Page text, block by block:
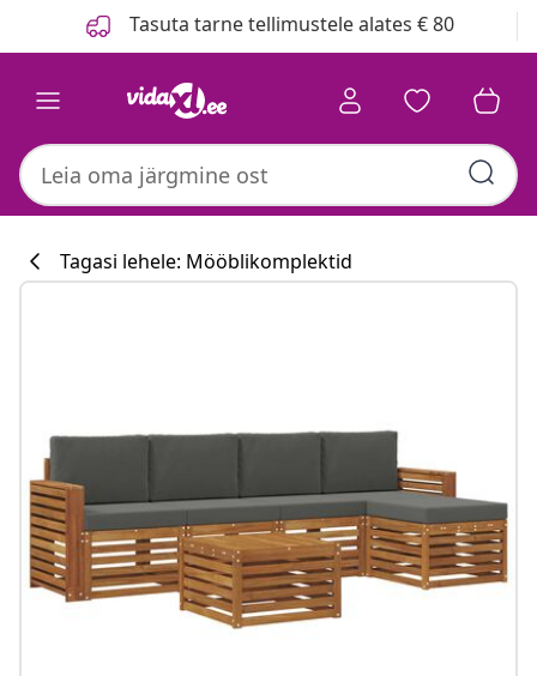
Tasuta tarne tellimustele alates € 80
Tagasi lehele: Mööblikomplektid